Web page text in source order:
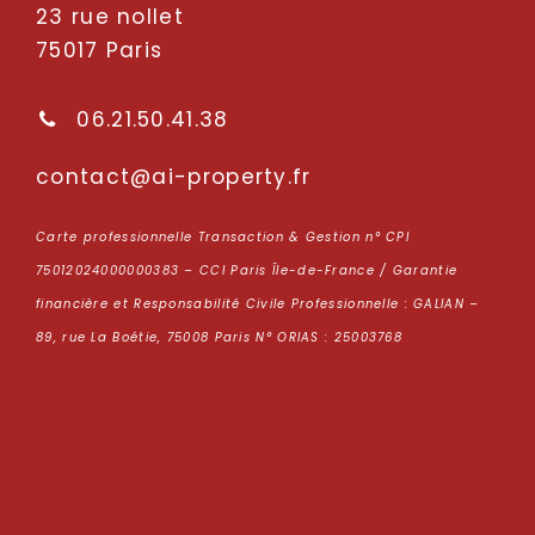
23 rue nollet
75017 Paris
06.21.50.41.38
rf.yt
repor
p-ia@
tcatn
oc
Carte professionnelle Transaction & Gestion n° CPI
75012024000000383 – CCI Paris Île-de-France / Garantie
financière et Responsabilité Civile Professionnelle : GALIAN –
89, rue La Boétie, 75008 Paris N° ORIAS : 25003768